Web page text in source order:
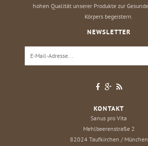
hohen Qualität unserer Produkte zur
Körpers begeistern.
NEWSLETTER
KONTAKT
Sanus pro Vita
Mehlbeerenstraße 2
82024 Taufkirchen / München